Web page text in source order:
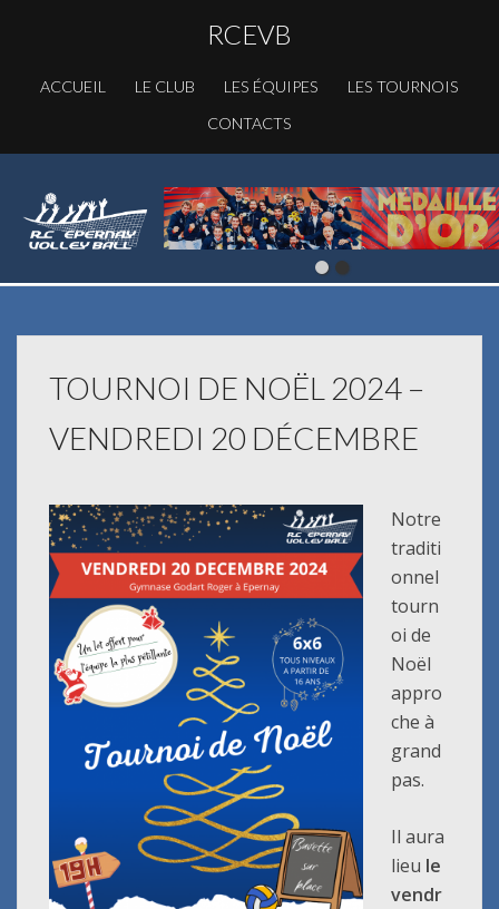
RCEVB
ACCUEIL LE CLUB LES ÉQUIPES
LES TOURNOIS
CONTACTS
TOURNOI DE NOËL 2024 –
VENDREDI 20 DÉCEMBRE
Notre
traditi
onnel
tourn
oi de
Noël
appro
che à
grand
pas.
Il aura
lieu le
vendr